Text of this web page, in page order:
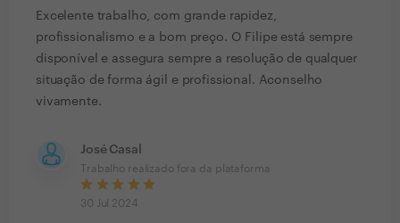
Excelente trabalho, com grande rapidez,
profissionalismo e a bom preço. O Filipe está sempre
disponível e assegura sempre a resolução de qualquer
situação de forma ágil e profissional. Aconselho
vivamente.
José Casal
Trabalho realizado fora da plataforma
30 Jul 2024